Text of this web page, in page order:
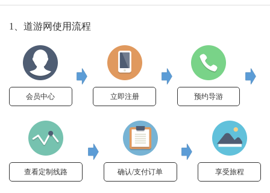
1、道游网使用流程
会员中心 立即注册 预约导游
查看定制线路 确认/支付订单 享受旅程